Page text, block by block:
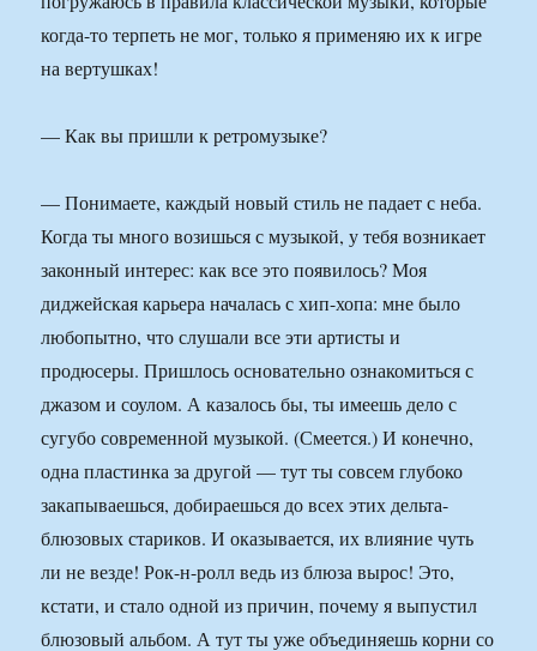
когда-то терпеть не мог, только я применяю их к игре
на вертушках!
— Как вы пришли к ретромузыке?
— Понимаете, каждый новый стиль не падает с неба.
Когда ты много возишься с музыкой, у тебя возникает
законный интерес: как все это появилось? Моя
диджейская карьера началась с хип-хопа: мне было
любопытно, что слушали все эти артисты и
продюсеры. Пришлось основательно ознакомиться с
джазом и соулом. А казалось бы, ты имеешь дело с
сугубо современной музыкой. (Смеется.) И конечно,
одна пластинка за другой — тут ты совсем глубоко
закапываешься, добираешься до всех этих дельта-
блюзовых стариков. И оказывается, их влияние чуть
ли не везде! Рок-н-ролл ведь из блюза вырос! Это,
кстати, и стало одной из причин, почему я выпустил
блюзовый альбом. А тут ты уже объединяешь корни со